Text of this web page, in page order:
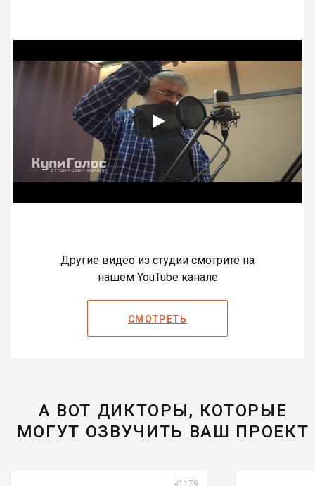
Другие видео из студии смотрите на
нашем YouTube канале
СМОТРЕТЬ
А ВОТ ДИКТОРЫ, КОТОРЫЕ
МОГУТ ОЗВУЧИТЬ ВАШ ПРОЕКТ
#1179